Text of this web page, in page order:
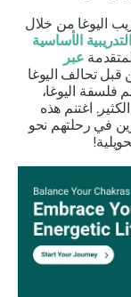
اليوغا من خلال
الأساسية
عبر
تحالف اليوغا
اليوغا،
اغتنم هذه
في رحلتهم نحو